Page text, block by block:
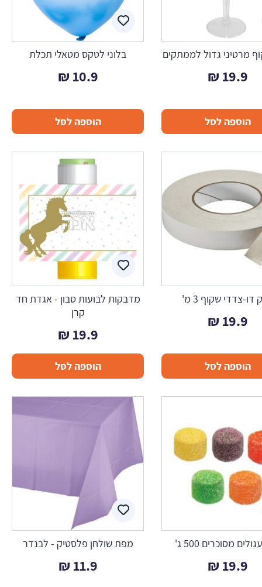
מרטיני גדול לממתקים
19.9
₪
הוספה לסל
בלוני לטקס מטאלי תכלת
10.9
₪
הוספה לסל
דו-צדדי שקוף 3 מ'
19.9
₪
הוספה לסל
מדבקות לבועות סבון - אגדת חד
קרן
19.9
₪
הוספה לסל
מסוכרים 500 ג'
19.9
₪
מפת שולחן פלסטיק - לבנדר
11.9
₪